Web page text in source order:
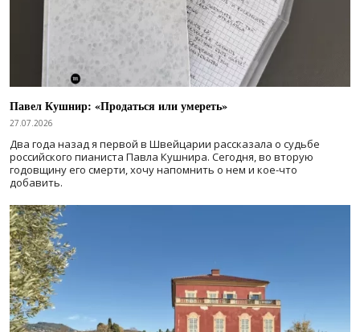
Павел Кушнир: «Продаться или умереть»
27.07.2026
Два года назад я первой в Швейцарии рассказала о судьбе
российского пианиста Павла Кушнира. Сегодня, во вторую
годовщину его смерти, хочу напомнить о нем и кое-что
добавить.